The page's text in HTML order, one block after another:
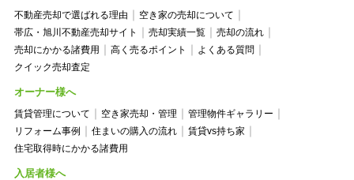
不動産売却で選ばれる理由
空き家の売却について
帯広・旭川不動産売却サイト
売却実績一覧
売却の流れ
売却にかかる諸費用
高く売るポイント
よくある質問
クイック売却査定
オーナー様へ
賃貸管理について 空き家売却・管理
管理物件ギャラリー
リフォーム事例
住まいの購入の流れ
賃貸vs持ち家
住宅取得時にかかる諸費用
入居者様へ